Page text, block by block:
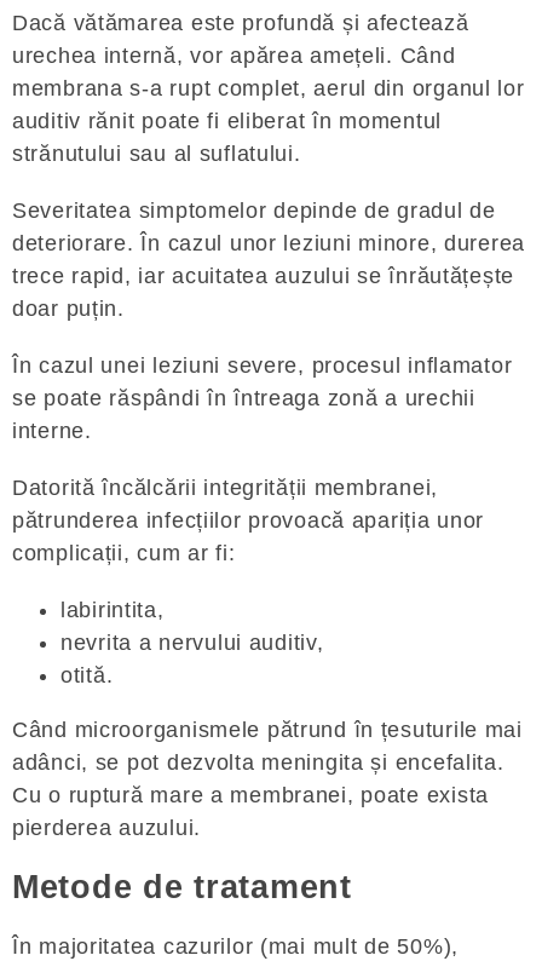
Dacă vătămarea este profundă și afectează
urechea internă, vor apărea amețeli. Când
membrana s-a rupt complet, aerul din organul lor
auditiv rănit poate fi eliberat în momentul
strănutului sau al suflatului.
Severitatea simptomelor depinde de gradul de
deteriorare. În cazul unor leziuni minore, durerea
trece rapid, iar acuitatea auzului se înrăutățește
doar puțin.
În cazul unei leziuni severe, procesul inflamator
se poate răspândi în întreaga zonă a urechii
interne.
Datorită încălcării integrității membranei,
pătrunderea infecțiilor provoacă apariția unor
complicații, cum ar fi:
labirintita,
nevrita a nervului auditiv,
otită.
Când microorganismele pătrund în țesuturile mai
adânci, se pot dezvolta meningita și encefalita.
Cu o ruptură mare a membranei, poate exista
pierderea auzului.
Metode de tratament
În majoritatea cazurilor (mai mult de 50%),